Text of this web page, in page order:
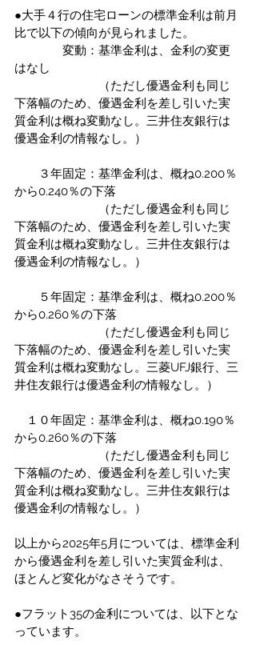
●大手４行の住宅ローンの標準金利は前月
比で以下の傾向が見られました。
変動：基準金利は、金利の変更
はなし
（ただし優遇金利も同じ
下落幅のため、優遇金利を差し引いた実
質金利は概ね変動なし。三井住友銀行は
優遇金利の情報なし。）
３年固定：基準金利は、概ね0.200％
から0.240％の下落
（ただし優遇金利も同じ
下落幅のため、優遇金利を差し引いた実
質金利は概ね変動なし。三井住友銀行は
優遇金利の情報なし。）
５年固定：基準金利は、概ね0.200％
から0.260％の下落
（ただし優遇金利も同じ
下落幅のため、優遇金利を差し引いた実
質金利は概ね変動なし。三菱UFJ銀行、三
井住友銀行は優遇金利の情報なし。）
１０年固定：基準金利は、概ね0.190％
から0.260％の下落
（ただし優遇金利も同じ
下落幅のため、優遇金利を差し引いた実
質金利は概ね変動なし。三井住友銀行は
優遇金利の情報なし。）
以上から2025年5月については、標準金利
から優遇金利を差し引いた実質金利は、
ほとんど変化がなさそうです。
●フラット35の金利については、以下とな
っています。